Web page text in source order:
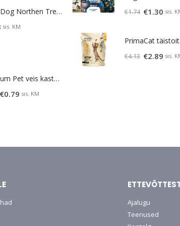
PrimaDog Northen Treats maius lambaliha-lõhe 80g
sis. KM
Premium Pet veis kastmes 415 g
Algne
€0.79 Praegune
sis. KM
€1.74 Algne
€1.30 sis.
€4.13 Algne
€2.89 sis.
Ajalugu
Teenused